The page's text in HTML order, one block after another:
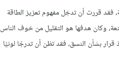
فقد قررت أن تدخِل مفهوم تعزيز الطاقة
وكان هدفها هو التقليل من خوف الناس
بشأن النسق، فقد تظن أن تدرجًا لونيًا